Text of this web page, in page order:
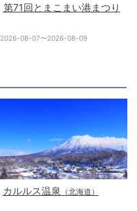
第71回とまこまい港まつり
2026-08-07〜2026-08-09
カルルス温泉 （北海道）